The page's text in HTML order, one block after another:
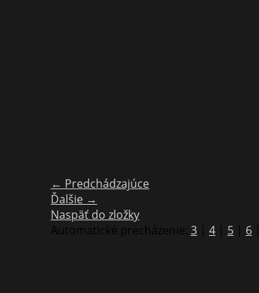
← Predchádzajúce
Ďalšie →
Naspäť do zložky
Automatické precházenie: 3 | 4 | 5 | 6 |